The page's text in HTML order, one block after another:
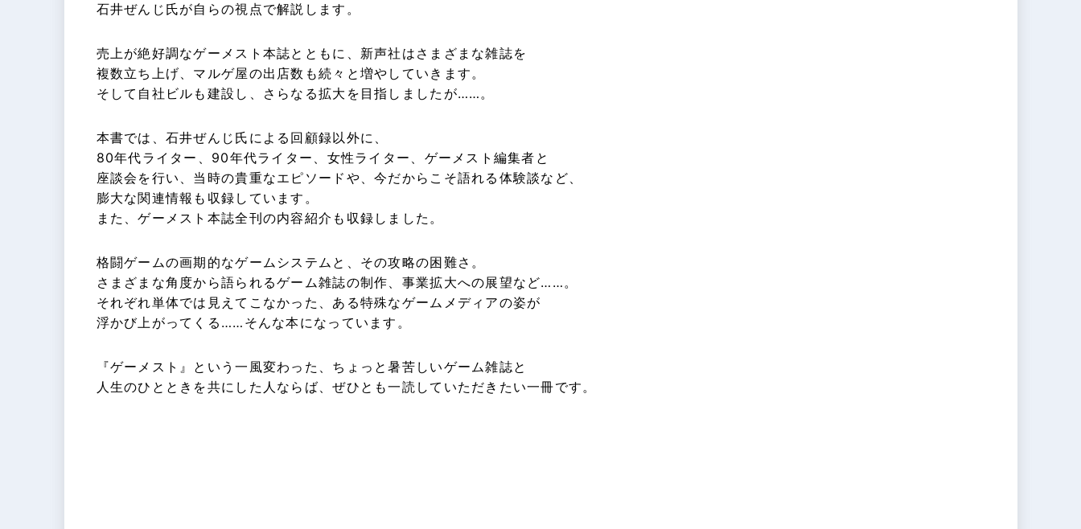
石井ぜんじ氏が自らの視点で解説します。
売上が絶好調なゲーメスト本誌とともに、新声社はさまざまな雑誌を
複数立ち上げ、マルゲ屋の出店数も続々と増やしていきます。
そして自社ビルも建設し、さらなる拡大を目指しましたが……。
本書では、石井ぜんじ氏による回顧録以外に、
80年代ライター、90年代ライター、女性ライター、ゲーメスト編集者と
座談会を行い、当時の貴重なエピソードや、今だからこそ語れる体験談など、
膨大な関連情報も収録しています。
また、ゲーメスト本誌全刊の内容紹介も収録しました。
格闘ゲームの画期的なゲームシステムと、その攻略の困難さ。
さまざまな角度から語られるゲーム雑誌の制作、事業拡大への展望など……。
それぞれ単体では見えてこなかった、ある特殊なゲームメディアの姿が
浮かび上がってくる……そんな本になっています。
『ゲーメスト』という一風変わった、ちょっと暑苦しいゲーム雑誌と
人生のひとときを共にした人ならば、ぜひとも一読していただきたい一冊です。